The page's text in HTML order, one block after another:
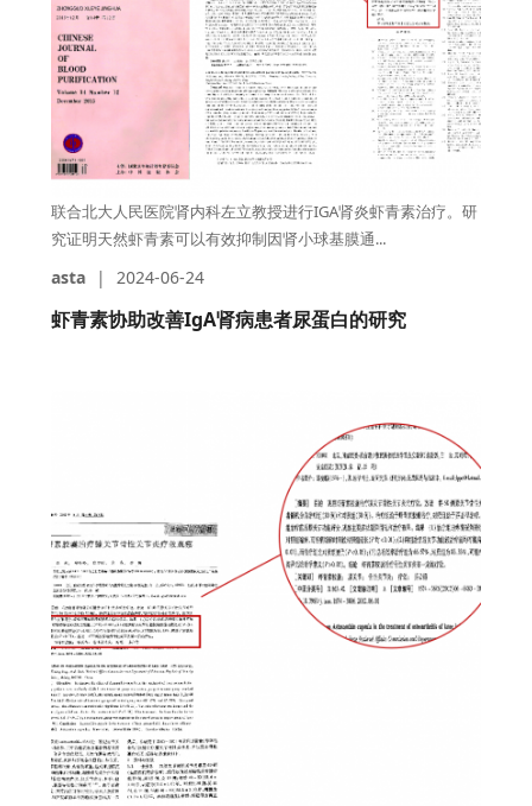
联合北大人民医院肾内科左立教授进行IGA肾炎虾青素治疗。研
究证明天然虾青素可以有效抑制因肾小球基膜通...
asta | 2024-06-24
虾青素协助改善IgA肾病患者尿蛋白的研究